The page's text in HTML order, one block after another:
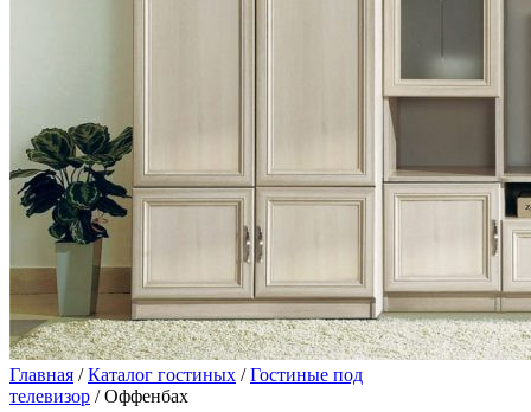
Главная /Каталог гостиных /Гостиные под
телевизор / Оффенбах